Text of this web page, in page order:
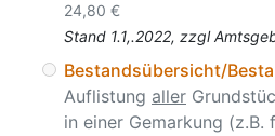
24,80 €
Stand 1.1,.2022, zzgl
Bestandsübersicht/
Auflistung aller
in einer Gemarkung (z.B.